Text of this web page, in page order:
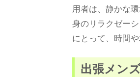
用者は、静かな
身のリラクゼー
にとって、時間
出張メン